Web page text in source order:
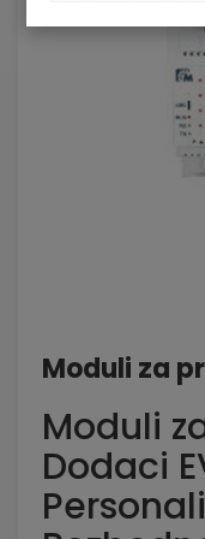
Moduli za
Moduli
Dodaci